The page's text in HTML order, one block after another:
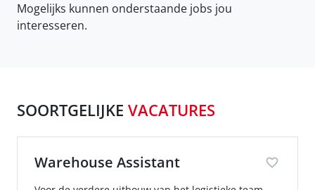
Mogelijks kunnen onderstaande jobs jou
interesseren.
SOORTGELIJKE VACATURES
Warehouse Assistant